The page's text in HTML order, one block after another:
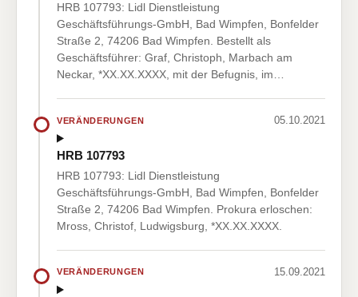
HRB 107793: Lidl Dienstleistung
Geschäftsführungs-GmbH, Bad Wimpfen, Bonfelder
Straße 2, 74206 Bad Wimpfen. Bestellt als
Geschäftsführer: Graf, Christoph, Marbach am
Neckar, *XX.XX.XXXX, mit der Befugnis, im…
VERÄNDERUNGEN 05.10.2021
HRB 107793
HRB 107793: Lidl Dienstleistung
Geschäftsführungs-GmbH, Bad Wimpfen, Bonfelder
Straße 2, 74206 Bad Wimpfen. Prokura erloschen:
Mross, Christof, Ludwigsburg, *XX.XX.XXXX.
VERÄNDERUNGEN 15.09.2021